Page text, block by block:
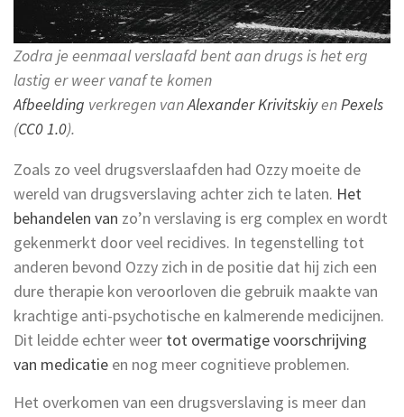
Zodra je eenmaal verslaafd bent aan drugs is het erg
lastig er weer vanaf te komen
Afbeelding verkregen vanAlexander KrivitskiyenPexels
(CC0 1.0).
Zoals zo veel drugsverslaafden had Ozzy moeite de
wereld van drugsverslaving achter zich te laten. Het
behandelen van zo’n verslaving is erg complex en wordt
gekenmerkt door veel recidives. In tegenstelling tot
anderen bevond Ozzy zich in de positie dat hij zich een
dure therapie kon veroorloven die gebruik maakte van
krachtige anti-psychotische en kalmerende medicijnen.
Dit leidde echter weer tot overmatige voorschrijving
van medicatie en nog meer cognitieve problemen.
Het overkomen van een drugsverslaving is meer dan